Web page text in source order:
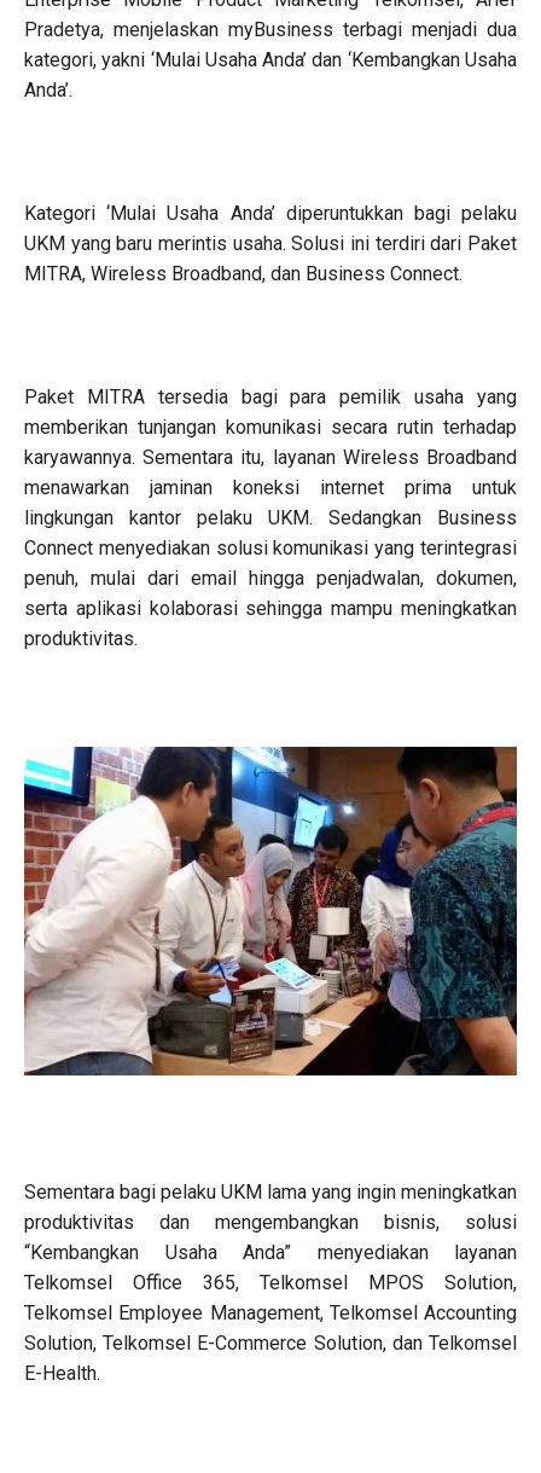
Pradetya, menjelaskan myBusiness terbagi menjadi dua
kategori, yakni ‘Mulai Usaha Anda’ dan ‘Kembangkan Usaha
Anda’.
Kategori ‘Mulai Usaha Anda’ diperuntukkan bagi pelaku
UKM yang baru merintis usaha. Solusi ini terdiri dari Paket
MITRA, Wireless Broadband, dan Business Connect.
Paket MITRA tersedia bagi para pemilik usaha yang
memberikan tunjangan komunikasi secara rutin terhadap
karyawannya. Sementara itu, layanan Wireless Broadband
menawarkan jaminan koneksi internet prima untuk
lingkungan kantor pelaku UKM. Sedangkan Business
Connect menyediakan solusi komunikasi yang terintegrasi
penuh, mulai dari email hingga penjadwalan, dokumen,
serta aplikasi kolaborasi sehingga mampu meningkatkan
produktivitas.
Sementara bagi pelaku UKM lama yang ingin meningkatkan
produktivitas dan mengembangkan bisnis, solusi
“Kembangkan Usaha Anda” menyediakan layanan
Telkomsel Office 365, Telkomsel MPOS Solution,
Telkomsel Employee Management, Telkomsel Accounting
Solution, Telkomsel E-Commerce Solution, dan Telkomsel
E-Health.